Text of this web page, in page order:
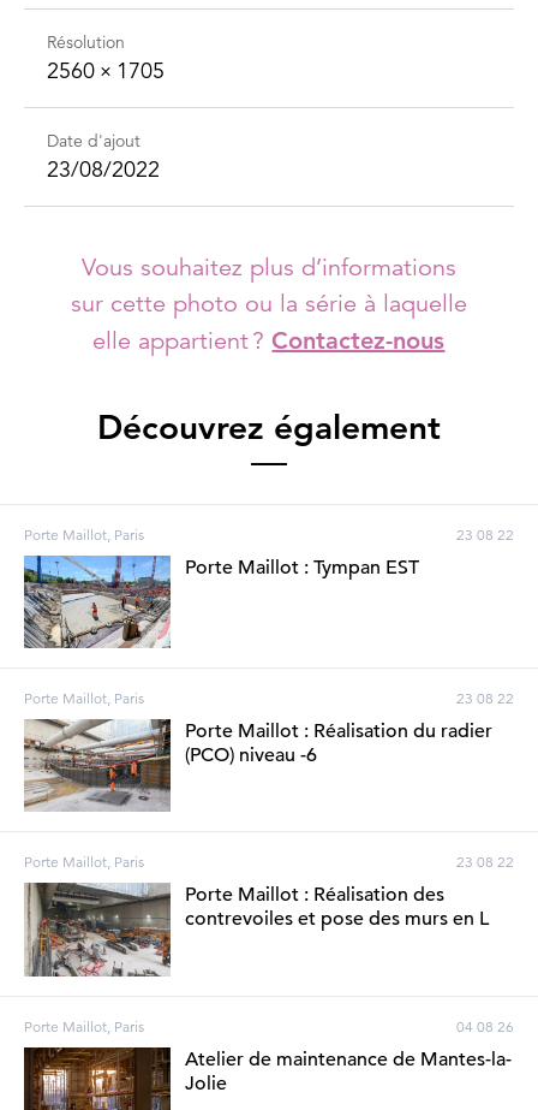
Résolution
2560 × 1705
Date d'ajout
23/08/2022
Vous souhaitez plus d’informations
sur cette photo ou la série à laquelle
elle appartient ? Contactez-nous
Découvrez également
Porte Maillot, Paris 23 08 22
Porte Maillot : Tympan EST
Porte Maillot, Paris 23 08 22
Porte Maillot : Réalisation du radier
(PCO) niveau -6
Porte Maillot, Paris 23 08 22
Porte Maillot : Réalisation des
contrevoiles et pose des murs en L
Porte Maillot, Paris 04 08 26
Atelier de maintenance de Mantes-la-
Jolie